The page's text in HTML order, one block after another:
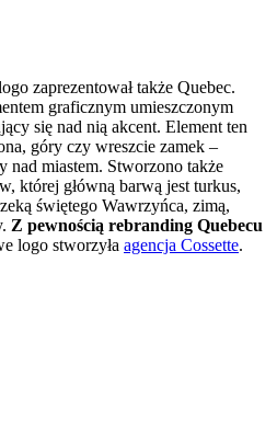
zaprezentował także Quebec.
graficznym umieszczonym
się nad nią akcent. Element ten
góry czy wreszcie zamek –
nad miastem. Stworzono także
której główną barwą jest turkus,
świętego Wawrzyńca, zimą,
Z pewnością rebranding Quebecu
logo stworzyła agencja Cossette.